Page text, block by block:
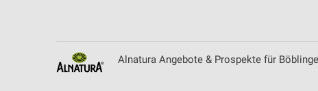
Alnatura Angebote & Prospekte für